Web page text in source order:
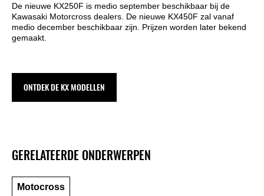
De nieuwe KX250F is medio september beschikbaar bij de
Kawasaki Motorcross dealers. De nieuwe KX450F zal vanaf
medio december beschikbaar zijn. Prijzen worden later bekend
gemaakt.
ONTDEK DE KX MODELLEN
GERELATEERDE ONDERWERPEN
Motocross